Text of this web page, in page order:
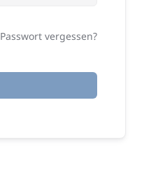
Passwort vergessen?